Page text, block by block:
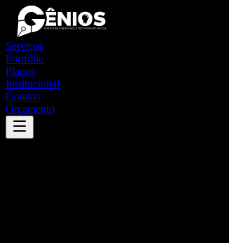
Serviços
Portfólio
Planos
Institucional
Contato
Orçamento